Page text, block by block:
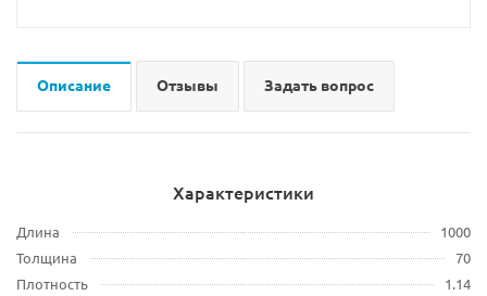
Описание Отзывы Задать вопрос
Характеристики
Длина
1000
Толщина
70
Плотность
1.14